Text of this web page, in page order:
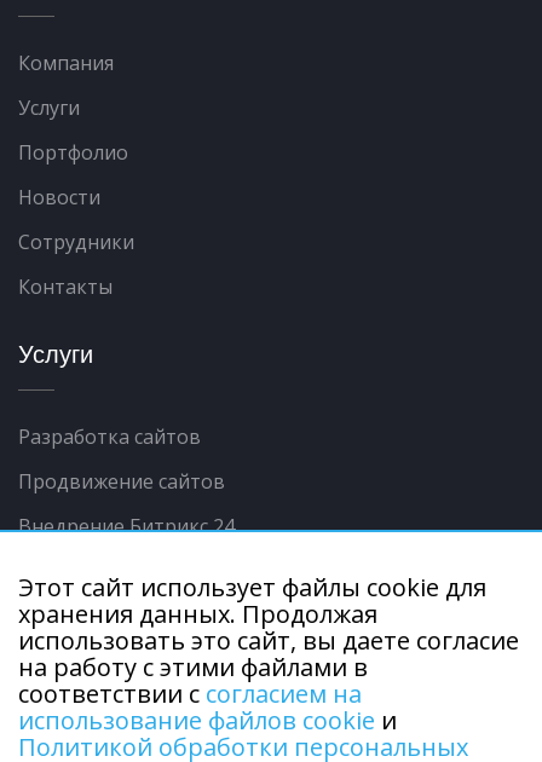
Компания
Услуги
Портфолио
Новости
Сотрудники
Контакты
Услуги
Разработка сайтов
Продвижение сайтов
Внедрение Битрикс 24
Интеграции сайта с 1С
Продвижение в соц.сетях
Этот сайт использует файлы cookie для
хранения данных. Продолжая
использовать это сайт, вы даете согласие
на работу с этими файлами в
соответствии с согласием на
использование файлов cookie и
Политикой обработки персональных